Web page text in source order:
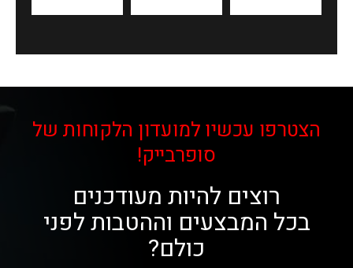
הצטרפו עכשיו למועדון הלקוחות של
סופרבייק!
רוצים להיות מעודכנים
בכל המבצעים וההטבות לפני
כולם?